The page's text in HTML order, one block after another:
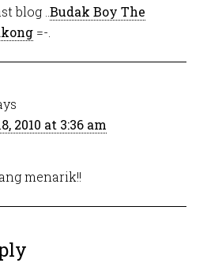
blog .. Budak Boy The
=-.
2010 at 3:36 am
menarik!!